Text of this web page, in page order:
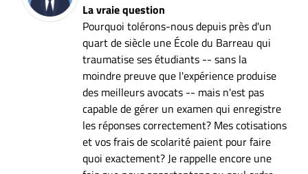
La vraie question
Pourquoi tolérons-nous depuis près d'un
quart de siècle une École du Barreau qui
traumatise ses étudiants -- sans la
moindre preuve que l'expérience produise
des meilleurs avocats -- mais n'est pas
capable de gérer un examen qui enregistre
les réponses correctement? Mes cotisations
et vos frais de scolarité paient pour faire
quoi exactement? Je rappelle encore une